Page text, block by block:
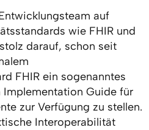
auf
wie FHIR und
darauf, schon seit
FHIR ein sogenanntes
Implementation Guide für
zur Verfügung zu stellen.
Interoperabilität